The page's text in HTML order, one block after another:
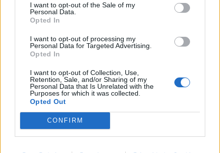
I want to opt-out of the Sale of my
Personal Data.
Opted In
I want to opt-out of processing my
Personal Data for Targeted Advertising.
Opted In
I want to opt-out of Collection, Use,
Retention, Sale, and/or Sharing of my
Personal Data that Is Unrelated with the
Purposes for which it was collected.
Opted Out
CONFIRM
+ Cardenales de Nuevo León
Letra Mi cómplice
Letra Belleza de Cantina
Letra Que nadie sepa
Letra Amnesia